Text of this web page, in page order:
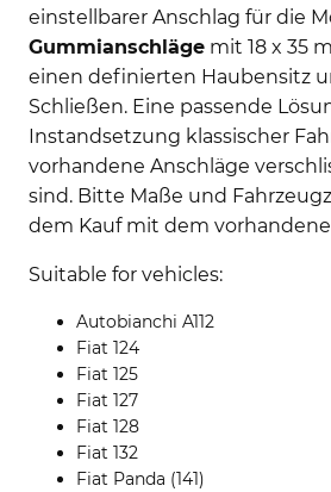
einstellbarer Anschlag für die
Gummianschläge mit 18 x 35
einen definierten Haubensitz
Schließen. Eine passende
Instandsetzung klassischer
vorhandene Anschläge
sind. Bitte Maße und
dem Kauf mit dem
Suitable for vehicles:
Autobianchi A112
Fiat 124
Fiat 125
Fiat 127
Fiat 128
Fiat 132
Fiat Panda (141)